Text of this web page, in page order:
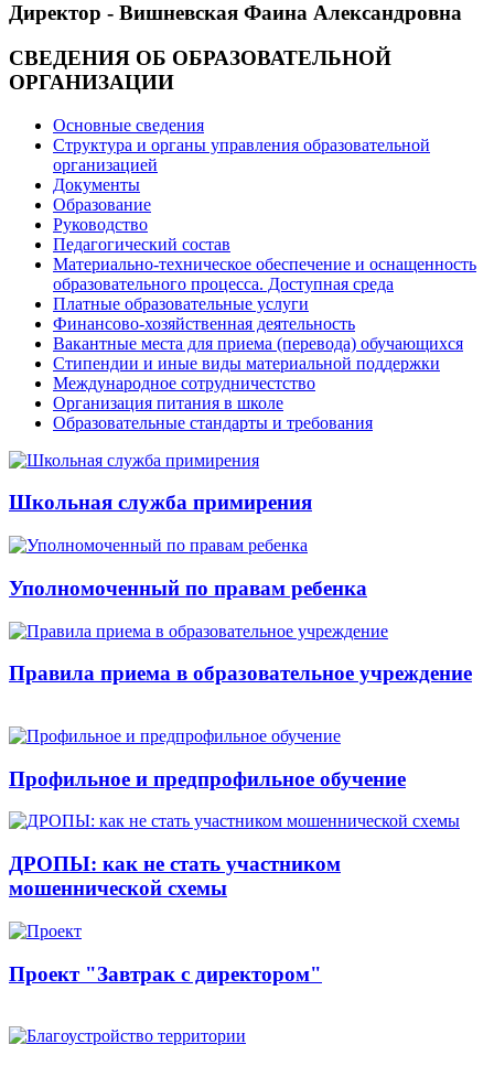
Директор - Вишневская Фаина Александровна
СВЕДЕНИЯ ОБ ОБРАЗОВАТЕЛЬНОЙ
ОРГАНИЗАЦИИ
Основные сведения
Структура и органы управления образовательной
организацией
Документы
Образование
Руководство
Педагогический состав
Материально-техническое обеспечение и оснащенность
образовательного процесса. Доступная среда
Платные образовательные услуги
Финансово-хозяйственная деятельность
Вакантные места для приема (перевода) обучающихся
Стипендии и иные виды материальной поддержки
Международное сотрудничестство
Организация питания в школе
Образовательные стандарты и требования
Школьная служба примирения
Уполномоченный по правам ребенка
Правила приема в образовательное учреждение
Профильное и предпрофильное обучение
ДРОПЫ: как не стать участником
мошеннической схемы
Проект "Завтрак с директором"